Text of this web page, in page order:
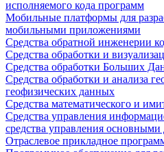
исполняемого кода программ
Мобильные платформы для
мобильными приложениями
Средства обратной инженерии
Средства обработки и
Средства обработки Больших
Средства обработки и анализа
геофизических данных
Средства математического и
Средства управления
средства управления
Отраслевое прикладное